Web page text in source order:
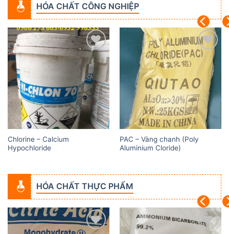
HÓA CHẤT CÔNG NGHIỆP
Add to
wishlist
Chlorine – Calcium
Hypochloride
Add to
wishlist
PAC – Vàng chanh (Poly
Aluminium Cloride)
HÓA CHẤT THỰC PHẨM